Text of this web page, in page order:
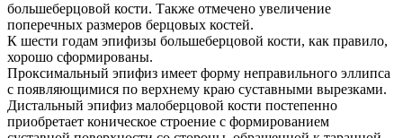
большеберцовой кости. Также отмечено увеличение
поперечных размеров берцовых костей.
К шести годам эпифизы большеберцовой кости, как правило,
хорошо сформированы.
Проксимальный эпифиз имеет форму неправильного эллипса
с появляющимися по верхнему краю суставными вырезками.
Дистальный эпифиз малоберцовой кости постепенно
приобретает коническое строение с формированием